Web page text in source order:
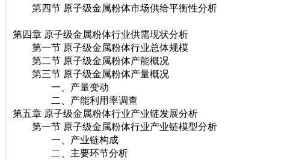
第四节 原子级金属粉体市场供给平衡性分析
第四章 原子级金属粉体行业供需现状分析
第一节 原子级金属粉体行业总体规模
第二节 原子级金属粉体产能概况
第三节 原子级金属粉体产量概况
一、产量变动
二、产能利用率调查
第五章 原子级金属粉体行业产业链发展分析
第一节 原子级金属粉体行业产业链模型分析
一、产业链构成
二、主要环节分析